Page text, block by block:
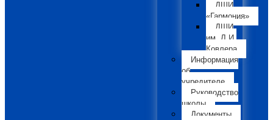
ДШИ
«Гармония»
ДШИ
им. Л.И.
Ковлера
Информация
об
учредителе
Руководство
школы
Документы